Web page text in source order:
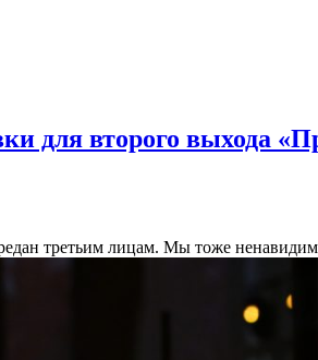
для второго выхода
третьим лицам. Мы тоже